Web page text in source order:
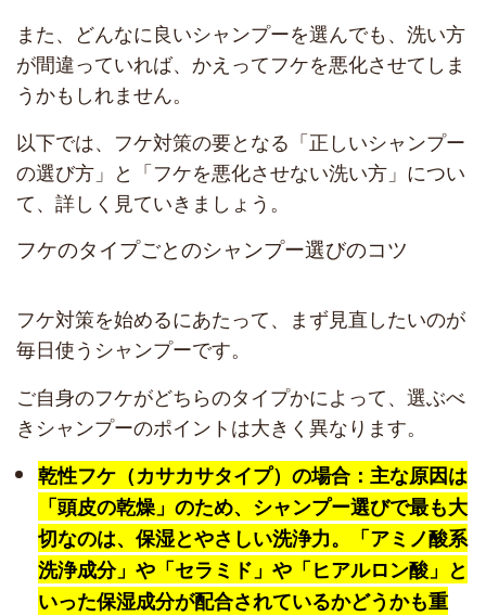
また、どんなに良いシャンプーを選んでも、洗い方
が間違っていれば、かえってフケを悪化させてしま
うかもしれません。
以下では、フケ対策の要となる「正しいシャンプー
の選び方」と「フケを悪化させない洗い方」につい
て、詳しく見ていきましょう。
フケのタイプごとのシャンプー選びのコツ
フケ対策を始めるにあたって、まず見直したいのが
毎日使うシャンプーです。
ご自身のフケがどちらのタイプかによって、選ぶべ
きシャンプーのポイントは大きく異なります。
乾性フケ（カサカサタイプ）の場合：主な原因は
「頭皮の乾燥」のため、シャンプー選びで最も大
切なのは、保湿とやさしい洗浄力。「アミノ酸系
洗浄成分」や「セラミド」や「ヒアルロン酸」と
いった保湿成分が配合されているかどうかも重